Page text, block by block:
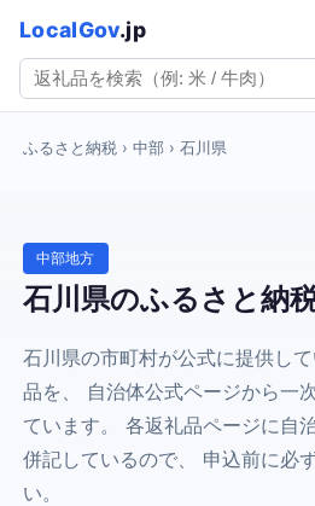
LocalGov.jp
ふるさと納税 › 中部 › 石川県
中部地方
石川県のふるさと納
石川県の市町村が公式に提供し
品を、 自治体公式ページから一
ています。 各返礼品ページに自
併記しているので、 申込前に必
い。